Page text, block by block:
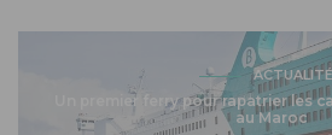
Un premier ferry pour rapatrier les
au Maroc